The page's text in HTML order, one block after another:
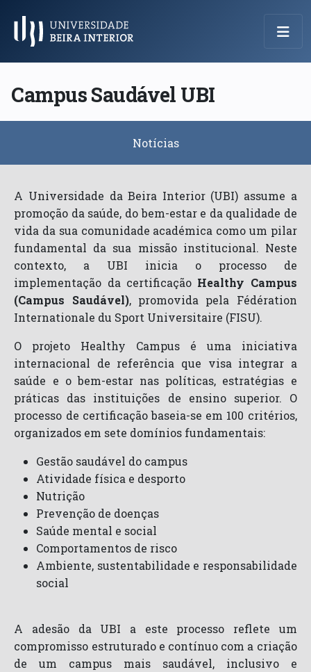
Menu Principal
Campus Saudável UBI
Notícias
A Universidade da Beira Interior (UBI) assume a
promoção da saúde, do bem-estar e da qualidade de
vida da sua comunidade académica como um pilar
fundamental da sua missão institucional. Neste
contexto, a UBI inicia o processo de
implementação da certificação Healthy Campus
(Campus Saudável), promovida pela Fédération
Internationale du Sport Universitaire (FISU).
O projeto Healthy Campus é uma iniciativa
internacional de referência que visa integrar a
saúde e o bem-estar nas políticas, estratégias e
práticas das instituições de ensino superior. O
processo de certificação baseia-se em 100 critérios,
organizados em sete domínios fundamentais:
Gestão saudável do campus
Atividade física e desporto
Nutrição
Prevenção de doenças
Saúde mental e social
Comportamentos de risco
Ambiente, sustentabilidade e responsabilidade
social
A adesão da UBI a este processo reflete um
compromisso estruturado e contínuo com a criação
de um campus mais saudável, inclusivo e